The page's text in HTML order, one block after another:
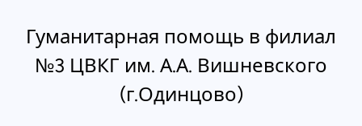
Гуманитарная помощь в филиал
№3 ЦВКГ им. А.А. Вишневского
(г.Одинцово)